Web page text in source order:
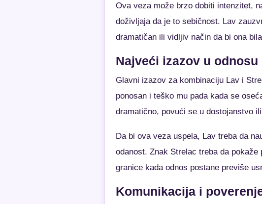
Ova veza može brzo dobiti intenzitet,
doživljaja da je to sebičnost. Lav
dramatičan ili vidljiv način da bi ona
Najveći izazov u odnosu
Glavni izazov za kombinaciju Lav i
ponosan i teško mu pada kada se
dramatično, povući se u dostojanstvo
Da bi ova veza uspela, Lav treba da
odanost. Znak Strelac treba da
granice kada odnos postane previše
Komunikacija i